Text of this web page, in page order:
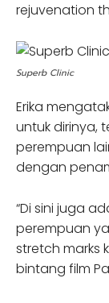
rejuvenation
Superb Clinic
Erika
untuk dirinya,
perempuan
dengan
“Di sini juga
perempuan
stretch marks
bintang film